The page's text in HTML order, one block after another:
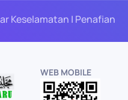
Keselamatan | Penafian
WEB MOBILE